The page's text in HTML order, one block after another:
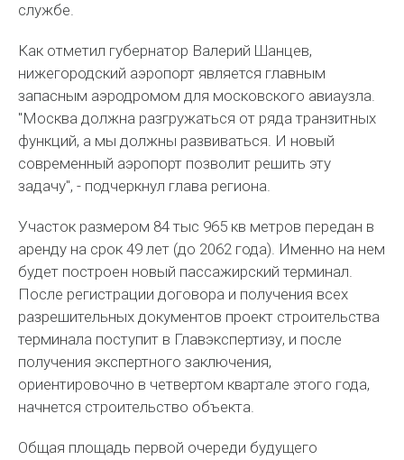
службе.
Как отметил губернатор Валерий Шанцев,
нижегородский аэропорт является главным
запасным аэродромом для московского авиаузла.
"Москва должна разгружаться от ряда транзитных
функций, а мы должны развиваться. И новый
современный аэропорт позволит решить эту
задачу", - подчеркнул глава региона.
Участок размером 84 тыс 965 кв метров передан в
аренду на срок 49 лет (до 2062 года). Именно на нем
будет построен новый пассажирский терминал.
После регистрации договора и получения всех
разрешительных документов проект строительства
терминала поступит в Главэкспертизу, и после
получения экспертного заключения,
ориентировочно в четвертом квартале этого года,
начнется строительство объекта.
Общая площадь первой очереди будущего